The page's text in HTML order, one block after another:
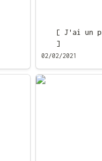
[ J'ai un
]
02/02/2021
[ Tentage de